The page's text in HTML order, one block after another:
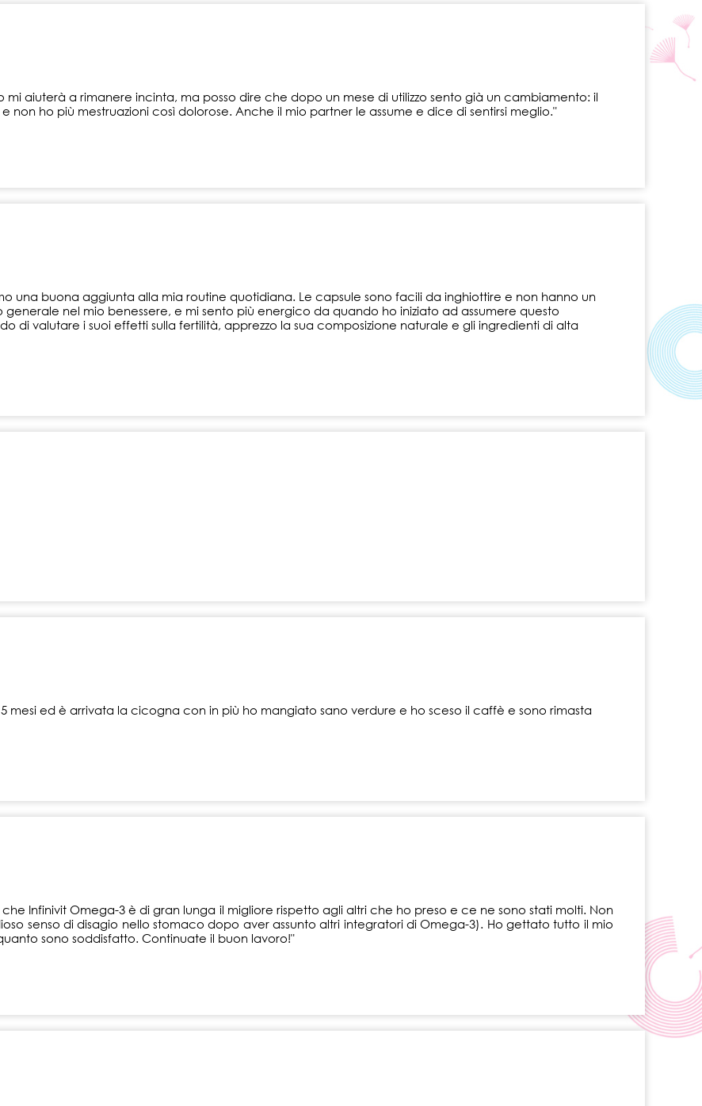
mi aiuterà a rimanere incinta, ma posso dire che dopo un mese di utilizzo sento già un cambiamento: il
non ho più mestruazioni così dolorose. Anche il mio partner le assume e dice di sentirsi meglio."
una buona aggiunta alla mia routine quotidiana. Le capsule sono facili da inghiottire e non hanno un
nel mio benessere, e mi sento più energico da quando ho iniziato ad assumere questo
di valutare i suoi effetti sulla fertilità, apprezzo la sua composizione naturale e gli ingredienti di alta
mesi ed è arrivata la cicogna con in più ho mangiato sano verdure e ho sceso il caffè e sono rimasta
Infinivit Omega-3 è di gran lunga il migliore rispetto agli altri che ho preso e ce ne sono stati molti. Non
senso di disagio nello stomaco dopo aver assunto altri integratori di Omega-3). Ho gettato tutto il mio
sono soddisfatto. Continuate il buon lavoro!"